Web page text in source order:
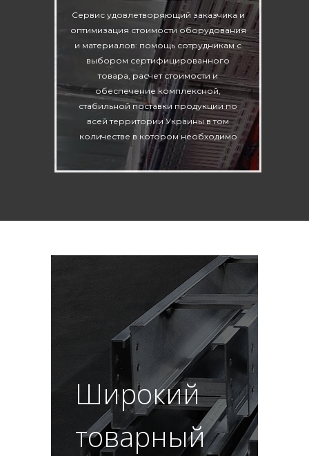
Сервис удовлетворяющий заказчика и
оптимизация стоимости оборудования
и материалов: помощь сотрудникам с
выбором сертифицированного
товара, расчет стоимости и
обеспечение комплексной,
стабильной поставки продукции по
всей территории Украины в том
количестве в котором необходимо
Широкий
товарный